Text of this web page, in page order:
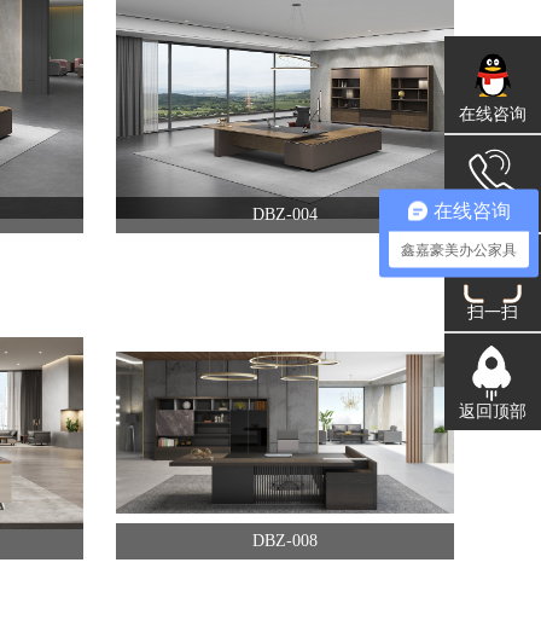
DBZ-004
DBZ-008
在线咨询
联系方式
扫一扫
返回顶部
在线咨询
鑫嘉豪美办公家具